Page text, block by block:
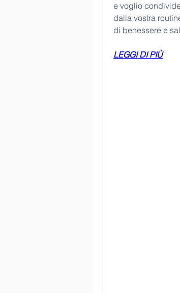
e voglio
dalla vostra
di benessere e
LEGGI DI PIÙ